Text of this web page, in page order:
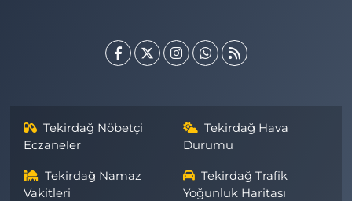
Tekirdağ Nöbetçi
Eczaneler
Tekirdağ Hava
Durumu
Tekirdağ Namaz
Vakitleri
Tekirdağ Trafik
Yoğunluk Haritası